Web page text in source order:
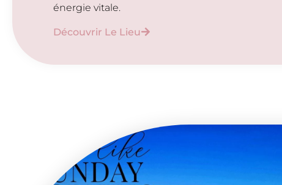
énergie vitale.
Découvrir Le Lieu